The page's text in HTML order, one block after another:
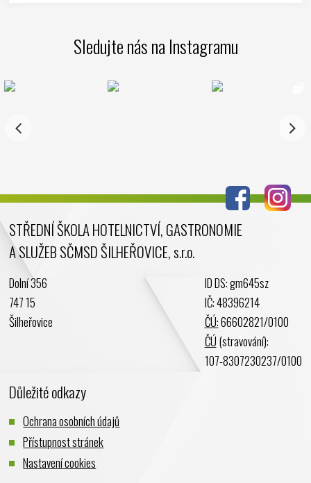
Sledujte nás na Instagramu
STŘEDNÍ ŠKOLA HOTELNICTVÍ, GASTRONOMIE
A SLUŽEB SČMSD ŠILHEŘOVICE, s.r.o.
Dolní 356
747 15
Šilheřovice
ID DS: gm645sz
IČ: 48396214
ČÚ:66602821/0100
ČÚ (stravování):
107-8307230237/0100
Důležité odkazy
Ochrana osobních údajů
Přístupnost stránek
Nastavení cookies